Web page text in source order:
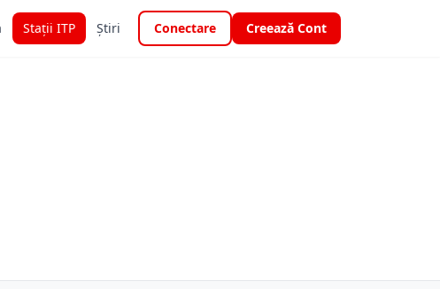
Stații ITP Știri Conectare Creează Cont